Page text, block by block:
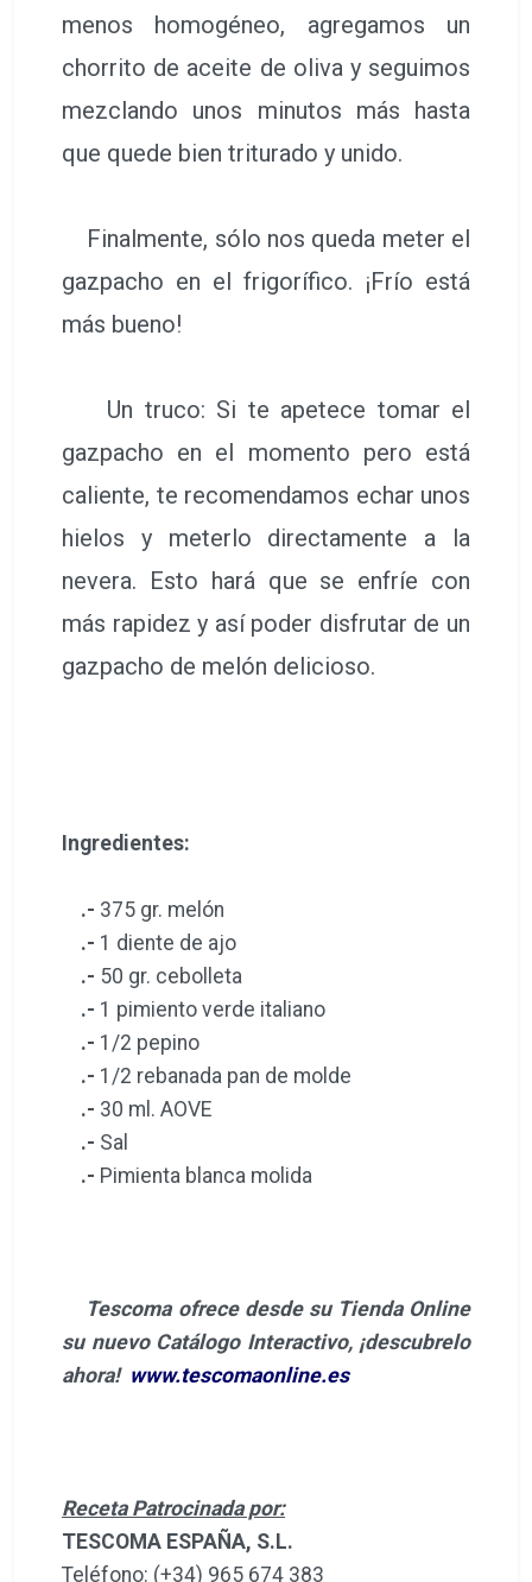
menos homogéneo, agregamos un
chorrito de aceite de oliva y seguimos
mezclando unos minutos más hasta
que quede bien triturado y unido.
Finalmente, sólo nos queda meter el
gazpacho en el frigorífico. ¡Frío está
más bueno!
Un truco: Si te apetece tomar el
gazpacho en el momento pero está
caliente, te recomendamos echar unos
hielos y meterlo directamente a la
nevera. Esto hará que se enfríe con
más rapidez y así poder disfrutar de un
gazpacho de melón delicioso.
Ingredientes:
.- 375 gr. melón
.- 1 diente de ajo
.- 50 gr. cebolleta
.- 1 pimiento verde italiano
.- 1/2 pepino
.- 1/2 rebanada pan de molde
.- 30 ml. AOVE
.- Sal
.- Pimienta blanca molida
Tescoma ofrece desde su Tienda Online
su nuevo Catálogo Interactivo, ¡descubrelo
ahora! www.tescomaonline.es
Receta Patrocinada por:
TESCOMA ESPAÑA, S.L.
Teléfono: (+34) 965 674 383